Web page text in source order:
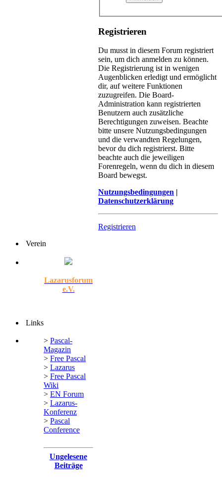
Registrieren
Du musst in diesem Forum registriert
sein, um dich anmelden zu können.
Die Registrierung ist in wenigen
Augenblicken erledigt und ermöglicht
dir, auf weitere Funktionen
zuzugreifen. Die Board-
Administration kann registrierten
Benutzern auch zusätzliche
Berechtigungen zuweisen. Beachte
bitte unsere Nutzungsbedingungen
und die verwandten Regelungen,
bevor du dich registrierst. Bitte
beachte auch die jeweiligen
Forenregeln, wenn du dich in diesem
Board bewegst.
Nutzungsbedingungen |
Datenschutzerklärung
Registrieren
Verein
Lazarusforum
e.V.
Links
> Pascal-
Magazin
> Free Pascal
> Lazarus
> Free Pascal
Wiki
> EN Forum
> Lazarus-
Konferenz
> Pascal
Conference
Ungelesene
Beiträge